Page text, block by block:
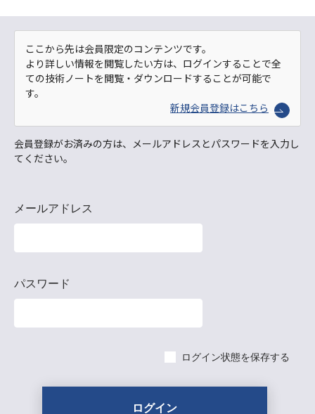
ここから先は会員限定のコンテンツです。
より詳しい情報を閲覧したい方は、ログインすることで全
ての技術ノートを閲覧・ダウンロードすることが可能で
す。
新規会員登録はこちら
会員登録がお済みの方は、メールアドレスとパスワードを入力し
てください。
メールアドレス
パスワード
ログイン状態を保存する